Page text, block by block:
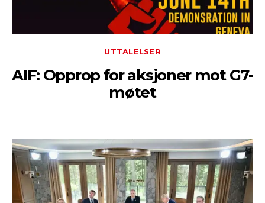
UTTALELSER
AIF: Opprop for aksjoner mot G7-
møtet